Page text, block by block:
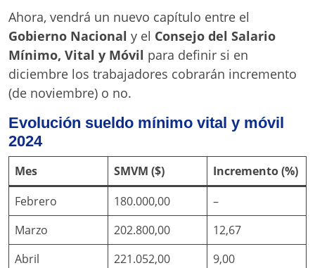
Ahora, vendrá un nuevo capítulo entre el
Gobierno Nacional y el Consejo del Salario
Mínimo, Vital y Móvil para definir si en
diciembre los trabajadores cobrarán incremento
(de noviembre) o no.
Evolución sueldo mínimo vital y móvil
2024
Mes SMVM ($)
Incremento (%)
Febrero
180.000,00
–
Marzo
202.800,00
12,67
Abril
221.052,00
9,00